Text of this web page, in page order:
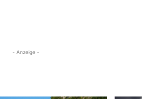
- Anzeige -